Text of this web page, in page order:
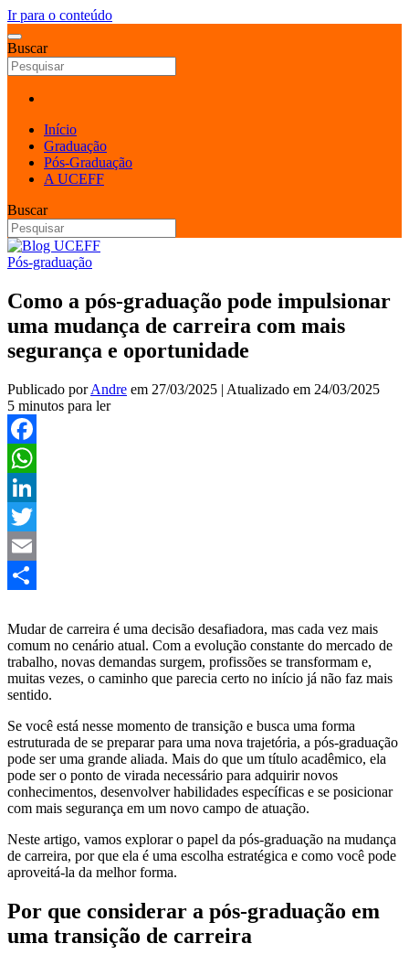
Ir para o conteúdo
Buscar
Início
Graduação
Pós-Graduação
A UCEFF
Buscar
Pós-graduação
Como a pós-graduação pode impulsionar
uma mudança de carreira com mais
segurança e oportunidade
Publicado porAndre em 27/03/2025 | Atualizado em 24/03/2025
5 minutos para ler
Facebook
WhatsApp
LinkedIn
Twitter
Email
Mudar de carreira é uma decisão desafiadora, mas cada vez mais
comum no cenário atual. Com a evolução constante do mercado de
trabalho, novas demandas surgem, profissões se transformam e,
muitas vezes, o caminho que parecia certo no início já não faz mais
sentido.
Se você está nesse momento de transição e busca uma forma
estruturada de se preparar para uma nova trajetória, a pós-graduação
pode ser uma grande aliada. Mais do que um título acadêmico, ela
pode ser o ponto de virada necessário para adquirir novos
conhecimentos, desenvolver habilidades específicas e se posicionar
com mais segurança em um novo campo de atuação.
Neste artigo, vamos explorar o papel da pós-graduação na mudança
de carreira, por que ela é uma escolha estratégica e como você pode
aproveitá-la da melhor forma.
Por que considerar a pós-graduação em
uma transição de carreira